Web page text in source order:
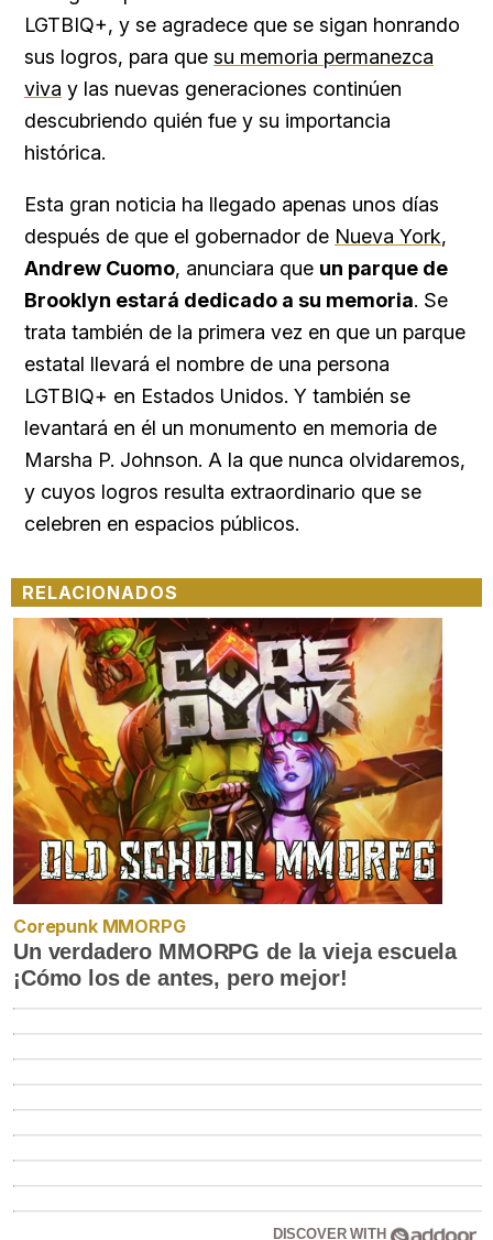
LGTBIQ+, y se agradece que se sigan honrando
sus logros, para que su memoria permanezca
viva y las nuevas generaciones continúen
descubriendo quién fue y su importancia
histórica.
Esta gran noticia ha llegado apenas unos días
después de que el gobernador de Nueva York,
Andrew Cuomo, anunciara que un parque de
Brooklyn estará dedicado a su memoria. Se
trata también de la primera vez en que un parque
estatal llevará el nombre de una persona
LGTBIQ+ en Estados Unidos. Y también se
levantará en él un monumento en memoria de
Marsha P. Johnson. A la que nunca olvidaremos,
y cuyos logros resulta extraordinario que se
celebren en espacios públicos.
RELACIONADOS
Corepunk MMORPG
Un verdadero MMORPG de la vieja escuela
¡Cómo los de antes, pero mejor!
DISCOVER WITH